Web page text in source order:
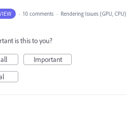
· 10 comments · Rendering Issues (GPU, CPU)
is this to you?
Important